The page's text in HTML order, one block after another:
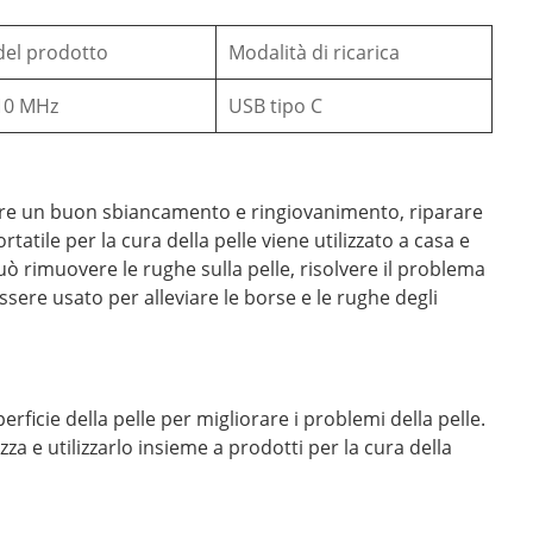
prodotto Modalità di ricarica
MHz USB tipo C
un buon sbiancamento e ringiovanimento, riparare
per la cura della pelle viene utilizzato a casa e
rimuovere le rughe sulla pelle, risolvere il problema
usato per alleviare le borse e le rughe degli
della pelle per migliorare i problemi della pelle.
e utilizzarlo insieme a prodotti per la cura della